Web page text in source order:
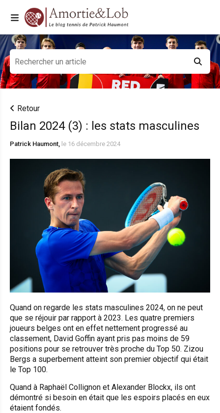
Retour
Bilan 2024 (3) : les stats masculines
Patrick Haumont, le 16 décembre 2024
Quand on regarde les stats masculines 2024, on ne peut
que se réjouir par rapport à 2023. Les quatre premiers
joueurs belges ont en effet nettement progressé au
classement, David Goffin ayant pris pas moins de 59
positions pour se retrouver très proche du Top 50. Zizou
Bergs a superbement atteint son premier objectif qui était
le Top 100.
Quand à Raphaël Collignon et Alexander Blockx, ils ont
démontré si besoin en était que les espoirs placés en eux
étaient fondés.